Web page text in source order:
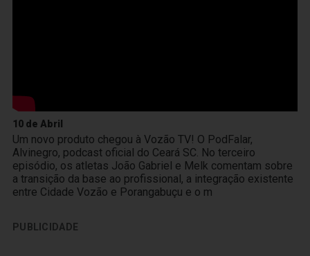
10 de Abril
Um novo produto chegou à Vozão TV! O PodFalar,
Alvinegro, podcast oficial do Ceará SC. No terceiro
episódio, os atletas João Gabriel e Melk comentam sobre
a transição da base ao profissional, a integração existente
entre Cidade Vozão e Porangabuçu e o m
PUBLICIDADE